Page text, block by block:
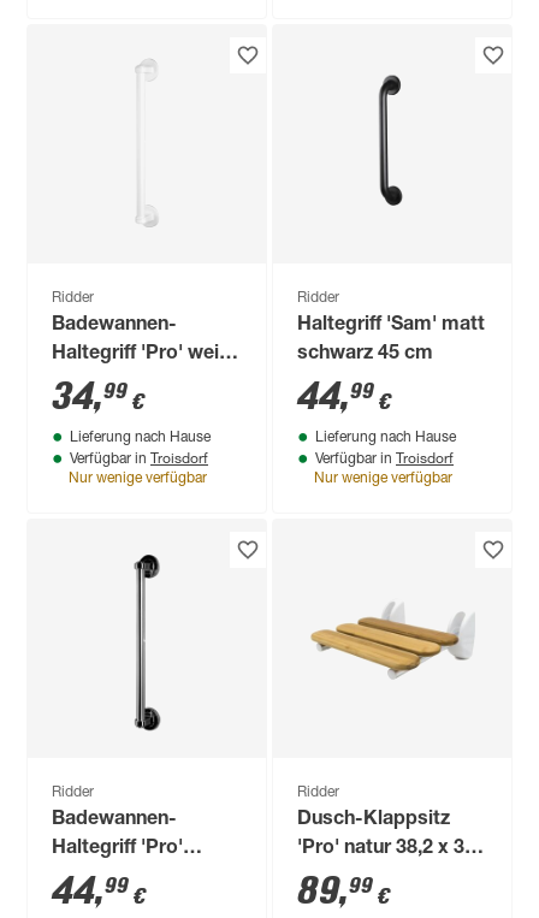
Ridder
Badewannen-
Haltegriff 'Pro' weiß
60 cm bis 110 kg
34,99 €
Lieferung nach Hause
Verfügbar in Troisdorf
Nur wenige verfügbar
Ridder
Haltegriff 'Sam' matt
schwarz 45 cm
44,99 €
Lieferung nach Hause
Verfügbar in Troisdorf
Nur wenige verfügbar
Ridder
Badewannen-
Haltegriff 'Pro'
chromfarben 60 cm
bis 110 kg
44,99 €
Ridder
Dusch-Klappsitz
'Pro' natur 38,2 x 33
x 16,2 cm
89,99 €